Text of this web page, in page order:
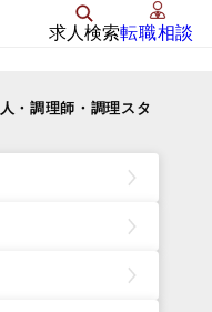
求人検索転職相談
・調理師・調理スタ